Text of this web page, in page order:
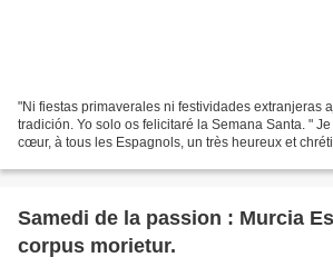
"Ni fiestas primaverales ni festividades extranjeras
tradición. Yo solo os felicitaré la Semana Santa. "
cœur, à tous les Espagnols, un très heureux et
Samedi de la passion : Murcia
corpus morietur.